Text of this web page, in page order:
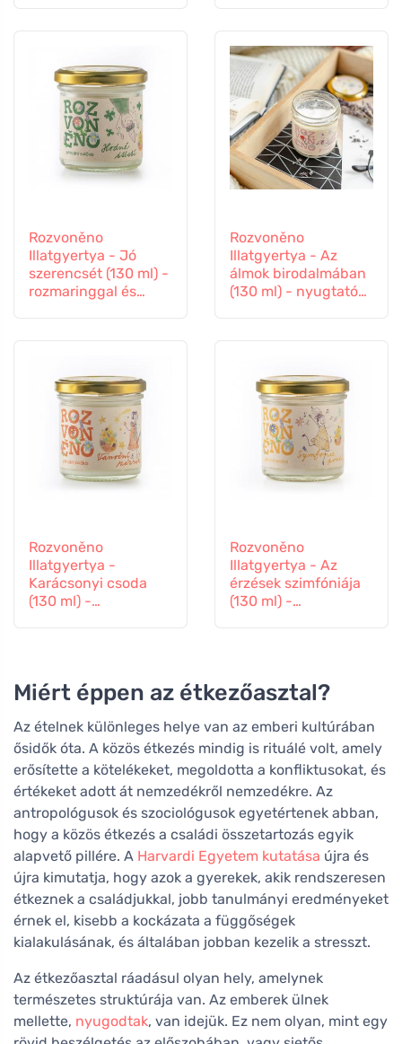
Rozvoněno
Illatgyertya - Jó
szerencsét (130 ml) -
rozmaringgal és
Rozvoněno
Illatgyertya - Az
álmok birodalmában
(130 ml) - nyugtató
Rozvoněno
Illatgyertya -
Karácsonyi csoda
(130 ml) -
Rozvoněno
Illatgyertya - Az
érzések szimfóniája
(130 ml) -
Miért éppen az étkezőasztal?
Az ételnek különleges helye van az emberi kultúrában
ősidők óta. A közös étkezés mindig is rituálé volt, amely
erősítette a kötelékeket, megoldotta a konfliktusokat, és
értékeket adott át nemzedékről nemzedékre. Az
antropológusok és szociológusok egyetértenek abban,
hogy a közös étkezés a családi összetartozás egyik
alapvető pillére. A Harvardi Egyetem kutatása újra és
újra kimutatja, hogy azok a gyerekek, akik rendszeresen
étkeznek a családjukkal, jobb tanulmányi eredményeket
érnek el, kisebb a kockázata a függőségek
kialakulásának, és általában jobban kezelik a stresszt.
Az étkezőasztal ráadásul olyan hely, amelynek
természetes struktúrája van. Az emberek ülnek
mellette, nyugodtak, van idejük. Ez nem olyan, mint egy